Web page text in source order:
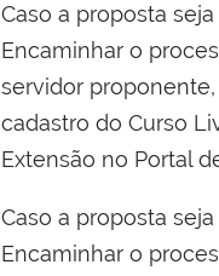
Caso a proposta seja
Encaminhar o
servidor
cadastro do Curso
Extensão no Portal
Caso a proposta seja
Encaminhar o